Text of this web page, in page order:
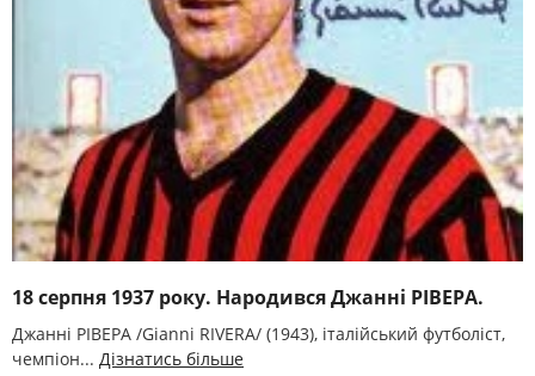
18 серпня 1937 року. Народився Джанні РІВЕРА.
Джанні РІВЕРА /Gianni RIVERA/ (1943), італійський футболіст,
чемпіон... Дізнатись більше